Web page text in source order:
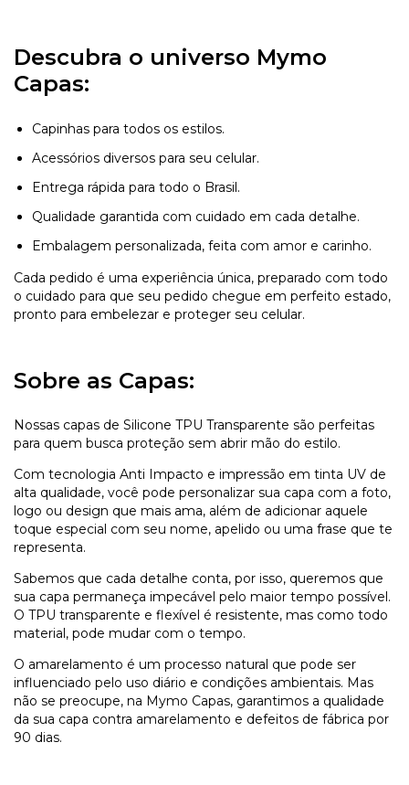
Descubra o universo Mymo
Capas:
Capinhas para todos os estilos.
Acessórios diversos para seu celular.
Entrega rápida para todo o Brasil.
Qualidade garantida com cuidado em cada detalhe.
Embalagem personalizada, feita com amor e carinho.
Cada pedido é uma experiência única, preparado com todo
o cuidado para que seu pedido chegue em perfeito estado,
pronto para embelezar e proteger seu celular.
Sobre as Capas:
Nossas capas de Silicone TPU Transparente são perfeitas
para quem busca proteção sem abrir mão do estilo.
Com tecnologia Anti Impacto e impressão em tinta UV de
alta qualidade, você pode personalizar sua capa com a foto,
logo ou design que mais ama, além de adicionar aquele
toque especial com seu nome, apelido ou uma frase que te
representa.
Sabemos que cada detalhe conta, por isso, queremos que
sua capa permaneça impecável pelo maior tempo possível.
O TPU transparente e flexível é resistente, mas como todo
material, pode mudar com o tempo.
O amarelamento é um processo natural que pode ser
influenciado pelo uso diário e condições ambientais. Mas
não se preocupe, na Mymo Capas, garantimos a qualidade
da sua capa contra amarelamento e defeitos de fábrica por
90 dias.